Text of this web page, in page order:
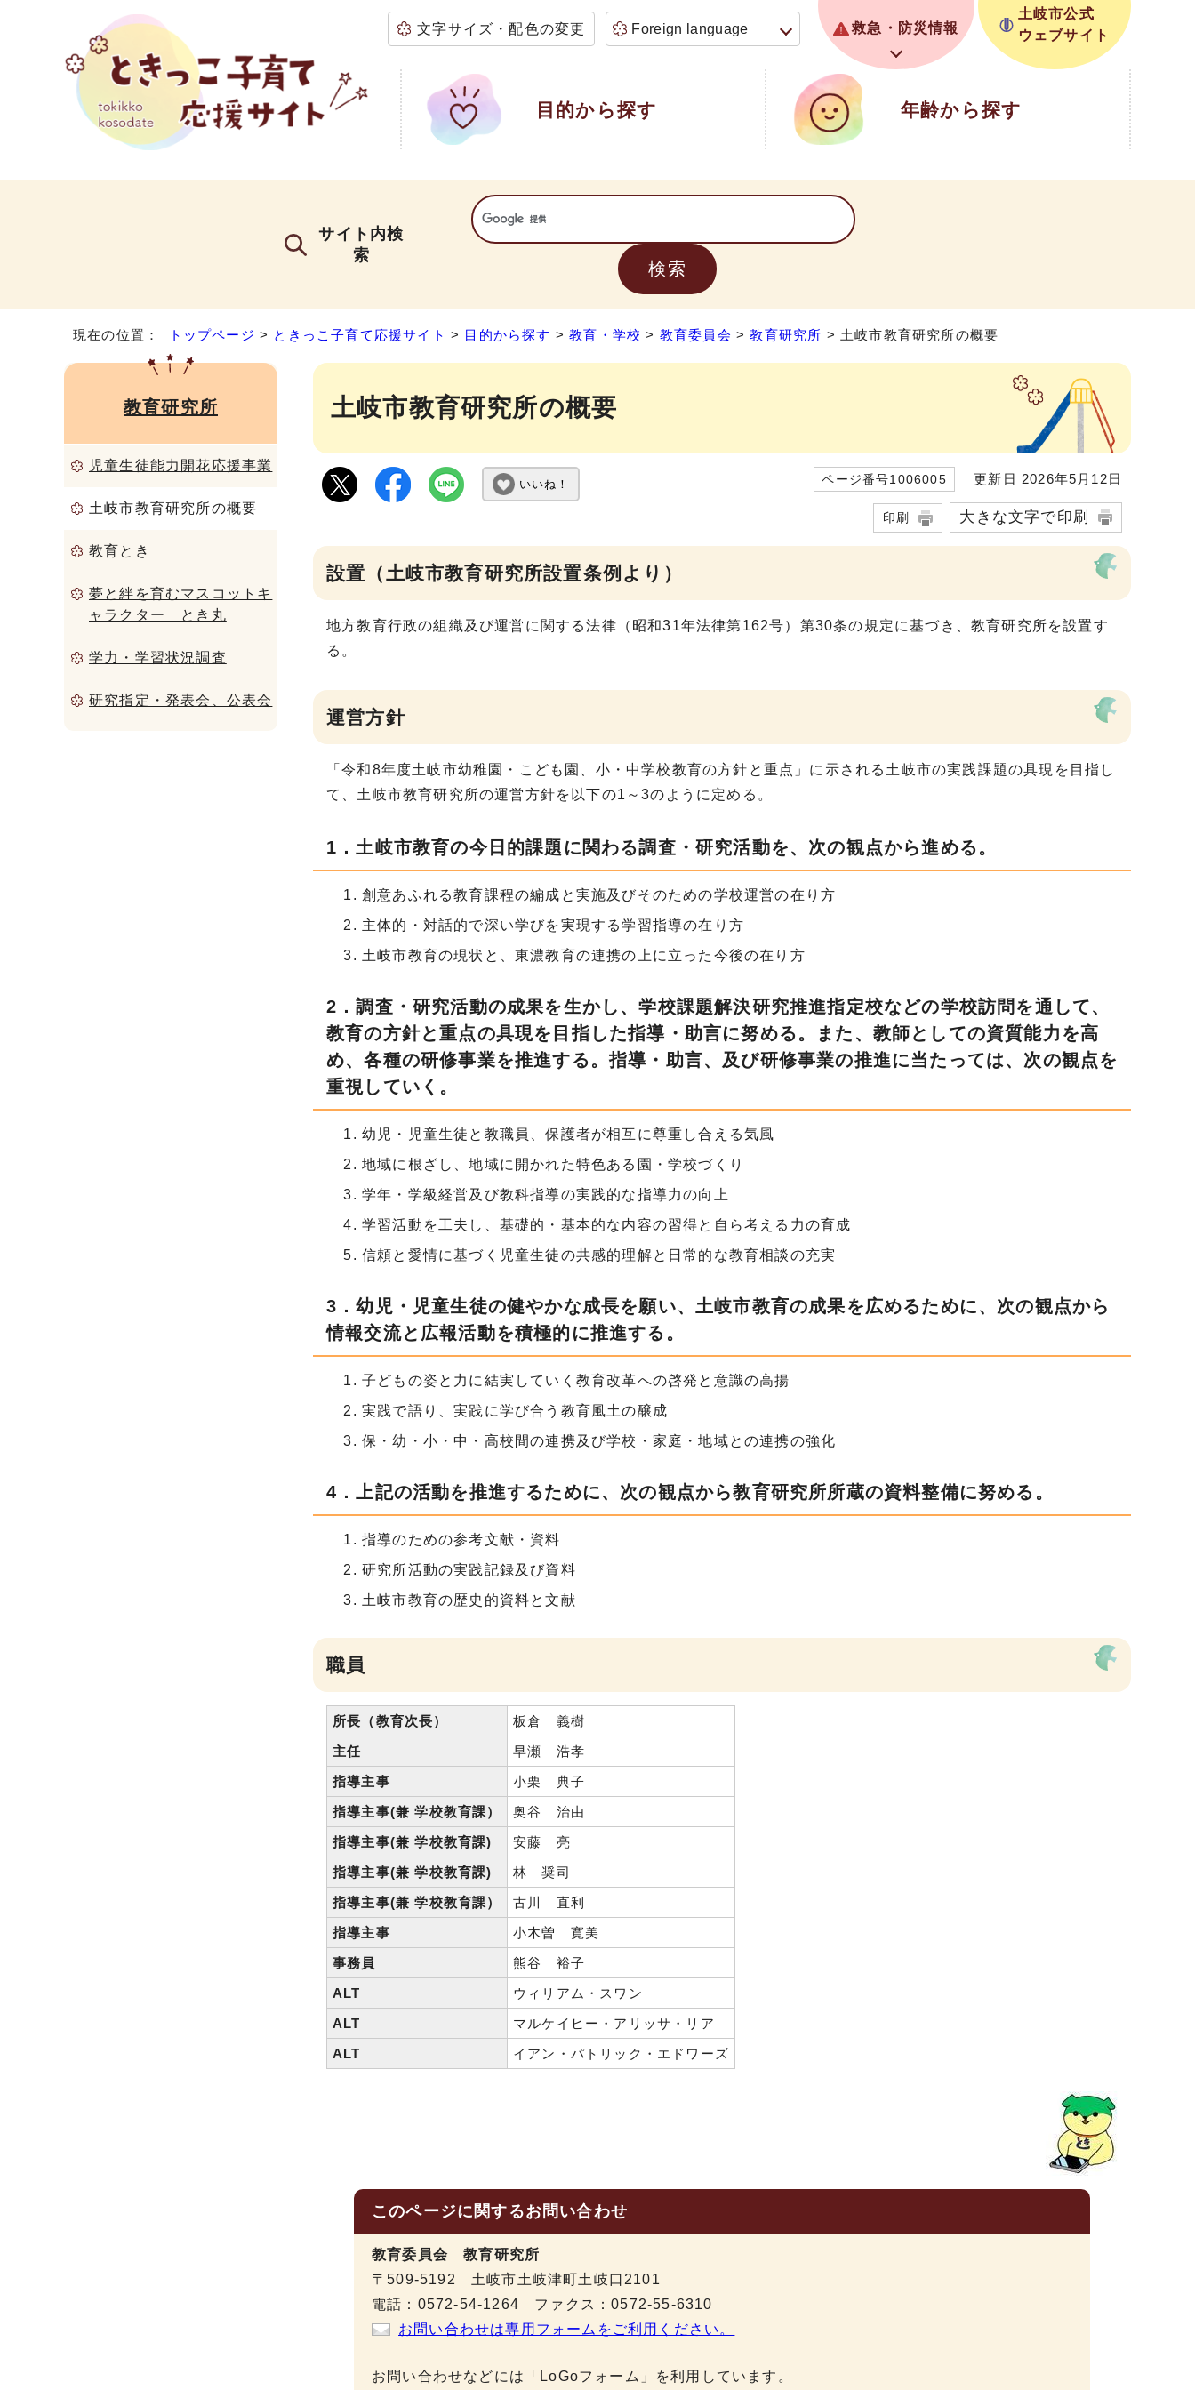
文字サイズ・配色の変更 Foreign language 救急・防災情報
土岐市公式
ウェブサイト
目的から探す 年齢から探す
サイト内検
索
現在の位置： トップページ > ときっこ子育て応援サイト > 目的から探す >教育・学校 > 教育委員会 >教育研究所 > 土岐市教育研究所の概要
土岐市教育研究所の概要
いいね！ ページ番号1006005 更新日 2026年5月12日
印刷 大きな文字で印刷
設置（土岐市教育研究所設置条例より）
地方教育行政の組織及び運営に関する法律（昭和31年法律第162号）第30条の規定に基づき、教育研究所を設置す
る。
運営方針
「令和8年度土岐市幼稚園・こども園、小・中学校教育の方針と重点」に示される土岐市の実践課題の具現を目指し
て、土岐市教育研究所の運営方針を以下の1～3のように定める。
1．土岐市教育の今日的課題に関わる調査・研究活動を、次の観点から進める。
創意あふれる教育課程の編成と実施及びそのための学校運営の在り方
主体的・対話的で深い学びを実現する学習指導の在り方
土岐市教育の現状と、東濃教育の連携の上に立った今後の在り方
2．調査・研究活動の成果を生かし、学校課題解決研究推進指定校などの学校訪問を通して、
教育の方針と重点の具現を目指した指導・助言に努める。また、教師としての資質能力を高
め、各種の研修事業を推進する。指導・助言、及び研修事業の推進に当たっては、次の観点を
重視していく。
幼児・児童生徒と教職員、保護者が相互に尊重し合える気風
地域に根ざし、地域に開かれた特色ある園・学校づくり
学年・学級経営及び教科指導の実践的な指導力の向上
学習活動を工夫し、基礎的・基本的な内容の習得と自ら考える力の育成
信頼と愛情に基づく児童生徒の共感的理解と日常的な教育相談の充実
3．幼児・児童生徒の健やかな成長を願い、土岐市教育の成果を広めるために、次の観点から
情報交流と広報活動を積極的に推進する。
子どもの姿と力に結実していく教育改革への啓発と意識の高揚
実践で語り、実践に学び合う教育風土の醸成
保・幼・小・中・高校間の連携及び学校・家庭・地域との連携の強化
4．上記の活動を推進するために、次の観点から教育研究所所蔵の資料整備に努める。
指導のための参考文献・資料
研究所活動の実践記録及び資料
土岐市教育の歴史的資料と文献
職員
所長（教育次長）
板倉 義樹
主任
早瀬 浩孝
指導主事
小栗 典子
指導主事(兼 学校教育課）
奥谷 治由
指導主事(兼 学校教育課)
安藤 亮
指導主事(兼 学校教育課)
林 奨司
指導主事(兼 学校教育課）
古川 直利
指導主事
小木曽 寛美
事務員
熊谷 裕子
ALT
ウィリアム・スワン
ALT
マルケイヒー・アリッサ・リア
ALT
イアン・パトリック・エドワーズ
このページに関するお問い合わせ
教育委員会 教育研究所
〒509-5192 土岐市土岐津町土岐口2101
電話：0572-54-1264 ファクス：0572-55-6310
お問い合わせは専用フォームをご利用ください。
お問い合わせなどには「LoGoフォーム」を利用しています。
教育研究所
児童生徒能力開花応援事業
土岐市教育研究所の概要
教育とき
夢と絆を育むマスコットキ
ャラクター とき丸
学力・学習状況調査
研究指定・発表会、公表会